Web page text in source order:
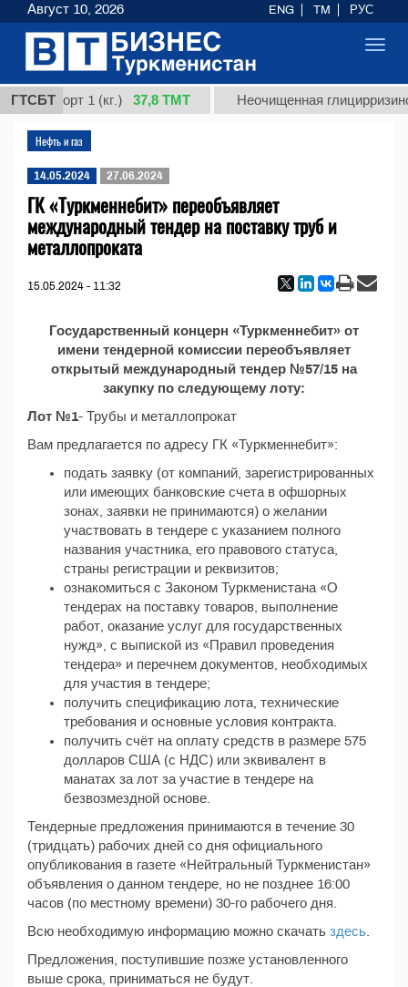
ГТСБТсорт 1 (кг.) 37,8 ТМТ Неочищенная
Нефть и газ
14.05.2024 27.06.2024
ГК «Туркменнебит» переобъявляет
международный тендер на поставку труб и
металлопроката
15.05.2024 - 11:32
Государственный концерн «Туркменнебит» от
имени тендерной комиссии переобъявляет
открытый международный тендер №57/15 на
закупку по следующему лоту:
Лот №1- Трубы и металлопрокат
Вам предлагается по адресу ГК «Туркменнебит»:
подать заявку (от компаний, зарегистрированных
или имеющих банковские счета в офшорных
зонах, заявки не принимаются) о желании
участвовать в тендере с указанием полного
названия участника, его правового статуса,
страны регистрации и реквизитов;
ознакомиться с Законом Туркменистана «О
тендерах на поставку товаров, выполнение
работ, оказание услуг для государственных
нужд», с выпиской из «Правил проведения
тендера» и перечнем документов, необходимых
для участия в тендере;
получить спецификацию лота, технические
требования и основные условия контракта.
получить счёт на оплату средств в размере 575
долларов США (с НДС) или эквивалент в
манатах за лот за участие в тендере на
безвозмездной основе.
Тендерные предложения принимаются в течение 30
(тридцать) рабочих дней со дня официального
опубликования в газете «Нейтральный Туркменистан»
объявления о данном тендере, но не позднее 16:00
часов (по местному времени) 30-го рабочего дня.
Всю необходимую информацию можно скачать здесь
Предложения, поступившие позже установленного
выше срока, приниматься не будут.
Август 10, 2026 ENG TM РУС